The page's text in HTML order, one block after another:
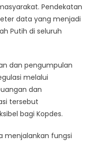
Pendekatan
data yang menjadi
Putih di seluruh
dan pengumpulan
melalui
dan
tersebut
bagi Kopdes.
menjalankan fungsi